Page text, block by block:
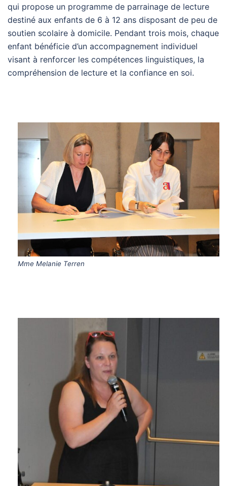
qui propose un programme de parrainage de lecture
destiné aux enfants de 6 à 12 ans disposant de peu de
soutien scolaire à domicile. Pendant trois mois, chaque
enfant bénéficie d’un accompagnement individuel
visant à renforcer les compétences linguistiques, la
compréhension de lecture et la confiance en soi.
Mme Melanie Terren